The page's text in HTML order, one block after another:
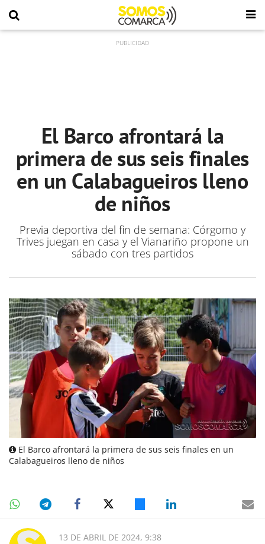
El Barco afrontará la
primera de sus seis finales
en un Calabagueiros lleno
de niños
Previa deportiva del fin de semana: Córgomo y
Trives juegan en casa y el Vianariño propone un
sábado con tres partidos
El Barco afrontará la primera de sus seis finales en un
Calabagueiros lleno de niños
13 DE ABRIL DE 2024, 9:38